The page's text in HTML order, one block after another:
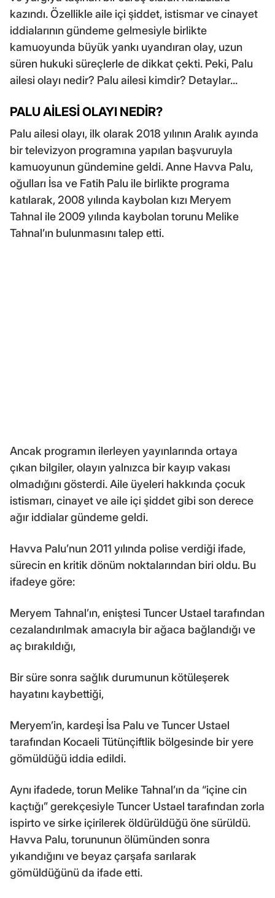
kazındı. Özellikle aile içi şiddet, istismar ve cinayet
iddialarının gündeme gelmesiyle birlikte
kamuoyunda büyük yankı uyandıran olay, uzun
süren hukuki süreçlerle de dikkat çekti. Peki, Palu
ailesi olayı nedir? Palu ailesi kimdir? Detaylar...
PALU AİLESİ OLAYI NEDİR?
Palu ailesi olayı, ilk olarak 2018 yılının Aralık ayında
bir televizyon programına yapılan başvuruyla
kamuoyunun gündemine geldi. Anne Havva Palu,
oğulları İsa ve Fatih Palu ile birlikte programa
katılarak, 2008 yılında kaybolan kızı Meryem
Tahnal ile 2009 yılında kaybolan torunu Melike
Tahnal’ın bulunmasını talep etti.
Ancak programın ilerleyen yayınlarında ortaya
çıkan bilgiler, olayın yalnızca bir kayıp vakası
olmadığını gösterdi. Aile üyeleri hakkında çocuk
istismarı, cinayet ve aile içi şiddet gibi son derece
ağır iddialar gündeme geldi.
Havva Palu’nun 2011 yılında polise verdiği ifade,
sürecin en kritik dönüm noktalarından biri oldu. Bu
ifadeye göre:
Meryem Tahnal’ın, eniştesi Tuncer Ustael tarafından
cezalandırılmak amacıyla bir ağaca bağlandığı ve
aç bırakıldığı,
Bir süre sonra sağlık durumunun kötüleşerek
hayatını kaybettiği,
Meryem’in, kardeşi İsa Palu ve Tuncer Ustael
tarafından Kocaeli Tütünçiftlik bölgesinde bir yere
gömüldüğü iddia edildi.
Aynı ifadede, torun Melike Tahnal’ın da “içine cin
kaçtığı” gerekçesiyle Tuncer Ustael tarafından zorla
ispirto ve sirke içirilerek öldürüldüğü öne sürüldü.
Havva Palu, torununun ölümünden sonra
yıkandığını ve beyaz çarşafa sarılarak
gömüldüğünü da ifade etti.